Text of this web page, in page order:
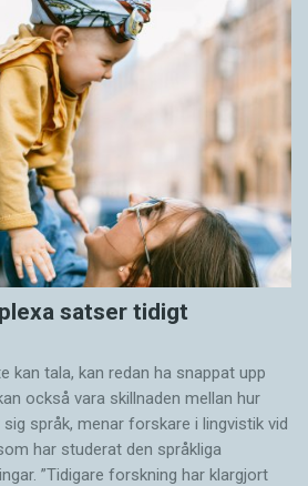
satser tidigt
kan tala, kan redan ha snappat upp
också vara skillnaden mellan hur
språk, menar forskare i lingvistik vid
har studerat den språkliga
”Tidigare forskning har klargjort